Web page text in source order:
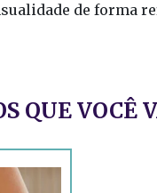
de forma
QUE VOCÊ